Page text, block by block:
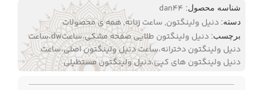
شناسه محصول: dan44
دسته: دنیل ولینگتون, ساعت زنانه,همه ی محصولات
برچسب:
دنیل ولینگتون طلایی صفحه مشکی،ساعتdw،ساعت
دنیل ولینگتون دخترانه،ساعت دنیل ولینگتون اصلی،ساعت
دنیل ولینگتون های کپی،دنیل ولینگتون مستطیلی